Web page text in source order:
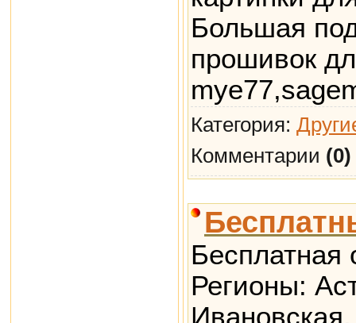
Большая
прошивок
Категория:
Комментарии (0)
Бесплатная
Регионы: